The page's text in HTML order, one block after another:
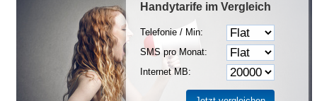
Handytarife im Vergleich
Telefonie / Min:
SMS pro Monat:
Internet MB: